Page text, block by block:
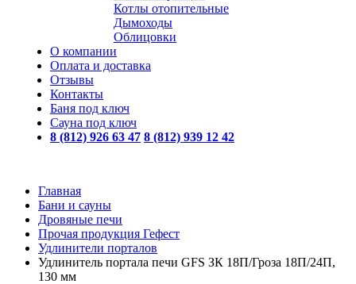
Котлы отопительные
Дымоходы
Облицовки
О компании
Оплата и доставка
Отзывы
Контакты
Баня под ключ
Сауна под ключ
8 (812) 926 63 47 8 (812) 939 12 42
Главная
Бани и сауны
Дровяные печи
Прочая продукция Гефест
Удлинители порталов
Удлинитель портала печи GFS ЗК 18П/Гроза 18П/24П,
130 мм